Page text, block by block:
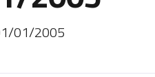
01/2005